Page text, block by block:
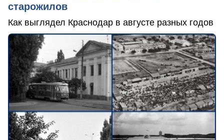
старожилов
Как выглядел Краснодар в августе разных годов